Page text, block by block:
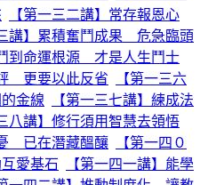
【第一三二講】常存報恩心
講】累積奮鬥成果 危急臨頭
到命運根源 才是人生鬥士
更要以此反省
【第一三六
金線
【第一三七講】練成法
八講】修行須用智慧去領悟
已在潛藏醞釀
【第一四０
愛基石
【第一四一講】能學